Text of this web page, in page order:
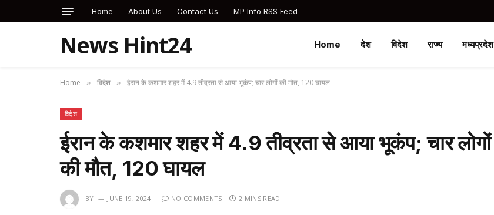
Home About Us Contact Us MP Info RSS Feed
News Hint24 Home देश विदेश राज्य मध्यप्रदेश
Home » विदेश » ईरान के कशमार शहर में 4.9 तीव्रता से आया भूकंप; चार लोगों की मौत, 120 घायल
विदेश
ईरान के कशमार शहर में 4.9 तीव्रता से आया भूकंप; चार लोगों
की मौत, 120 घायल
BY JUNE 19, 2024 NO COMMENTS 2 MINS READ